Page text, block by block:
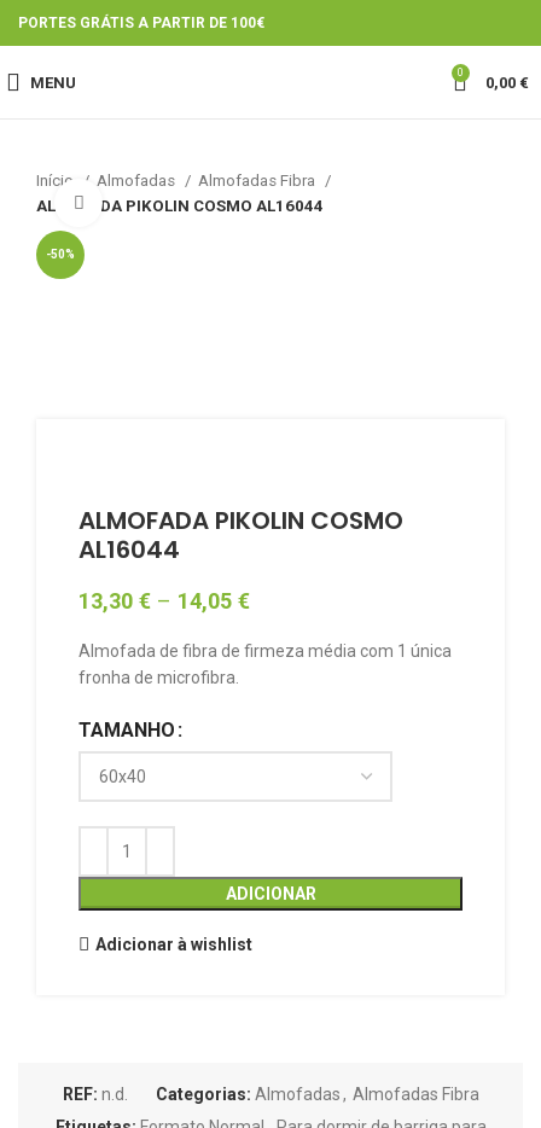
PORTES GRÁTIS A PARTIR DE 100€
MENU
0
0,00 €
Início Almofadas
Almofadas Fibra
ALMOFADA PIKOLIN COSMO AL16044
-50%
Click to enlarge
ALMOFADA PIKOLIN COSMO
AL16044
13,30 € – 14,05 €
Almofada de fibra de firmeza média com 1 única
fronha de microfibra.
TAMANHO
ADICIONAR
Adicionar à wishlist
REF: n.d. Categorias: Almofadas, Almofadas Fibra